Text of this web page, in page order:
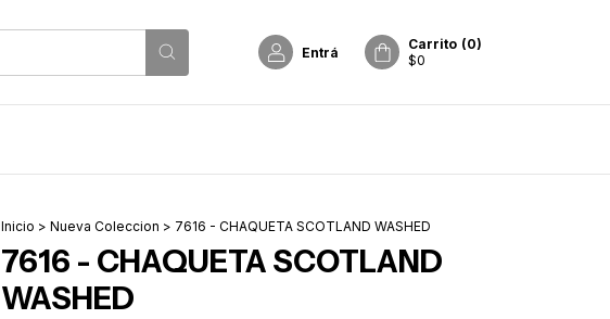
Entrá Carrito (0)
$0
Inicio > Nueva Coleccion > 7616 - CHAQUETA SCOTLAND WASHED
7616 - CHAQUETA SCOTLAND
WASHED